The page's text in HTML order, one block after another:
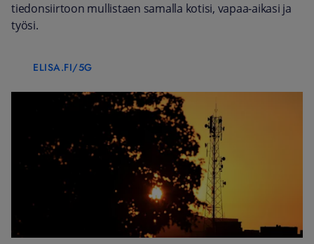
tiedonsiirtoon mullistaen samalla kotisi, vapaa-aikasi ja
työsi.
ELISA.FI/5G